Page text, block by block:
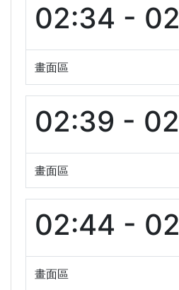
02:34 -
畫面區
02:39 -
畫面區
02:44 -
畫面區